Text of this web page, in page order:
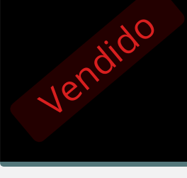
Vendido